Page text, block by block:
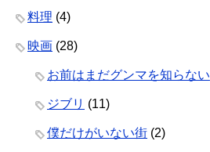
料理 (4)
映画 (28)
お前はまだグンマを知らない
ジブリ (11)
僕だけがいない街 (2)